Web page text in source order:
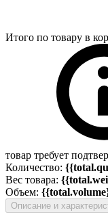
Итого по товару в
товар требует
Количество:
Вес товара:
Объем:
Описание и